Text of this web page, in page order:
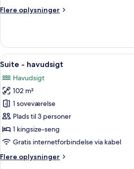
Flere oplysninger
Flere
suite
havudsigt
Indlæs
alle
billeder
af
Suite
-
havudsigt
En
6
Suite - havudsigt
Havudsigt
102 m²
1 soveværelse
Plads til 3 personer
1 kingsize-seng
Gratis internetforbindelse via kabel
Flere oplysninger
Flere